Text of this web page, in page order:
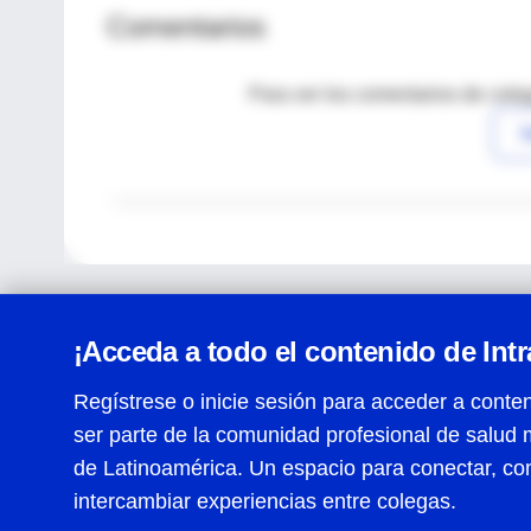
Comentarios
Para ver los comentarios de
¡Acceda a todo el contenido de
Regístrese o inicie sesión para acceder a
ser parte de la comunidad profesional de salud
de Latinoamérica. Un espacio para conectar,
intercambiar experiencias entre colegas.
Centro de Ayuda
Términos y condiciones| Políticas de privacidad